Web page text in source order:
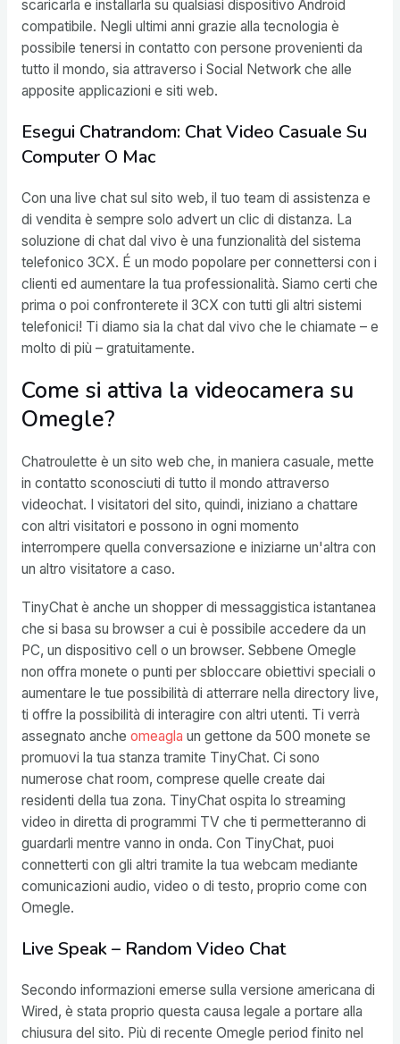
scaricarla e installarla su qualsiasi dispositivo Android
compatibile. Negli ultimi anni grazie alla tecnologia è
possibile tenersi in contatto con persone provenienti da
tutto il mondo, sia attraverso i Social Network che alle
apposite applicazioni e siti web.
Esegui Chatrandom: Chat Video Casuale Su
Computer O Mac
Con una live chat sul sito web, il tuo team di assistenza e
di vendita è sempre solo advert un clic di distanza. La
soluzione di chat dal vivo è una funzionalità del sistema
telefonico 3CX. É un modo popolare per connettersi con i
clienti ed aumentare la tua professionalità. Siamo certi che
prima o poi confronterete il 3CX con tutti gli altri sistemi
telefonici! Ti diamo sia la chat dal vivo che le chiamate – e
molto di più – gratuitamente.
Come si attiva la videocamera su
Omegle?
Chatroulette è un sito web che, in maniera casuale, mette
in contatto sconosciuti di tutto il mondo attraverso
videochat. I visitatori del sito, quindi, iniziano a chattare
con altri visitatori e possono in ogni momento
interrompere quella conversazione e iniziarne un'altra con
un altro visitatore a caso.
TinyChat è anche un shopper di messaggistica istantanea
che si basa su browser a cui è possibile accedere da un
PC, un dispositivo cell o un browser. Sebbene Omegle
non offra monete o punti per sbloccare obiettivi speciali o
aumentare le tue possibilità di atterrare nella directory live,
ti offre la possibilità di interagire con altri utenti. Ti verrà
assegnato anche omeagla un gettone da 500 monete se
promuovi la tua stanza tramite TinyChat. Ci sono
numerose chat room, comprese quelle create dai
residenti della tua zona. TinyChat ospita lo streaming
video in diretta di programmi TV che ti permetteranno di
guardarli mentre vanno in onda. Con TinyChat, puoi
connetterti con gli altri tramite la tua webcam mediante
comunicazioni audio, video o di testo, proprio come con
Omegle.
Live Speak – Random Video Chat
Secondo informazioni emerse sulla versione americana di
Wired, è stata proprio questa causa legale a portare alla
chiusura del sito. Più di recente Omegle period finito nel